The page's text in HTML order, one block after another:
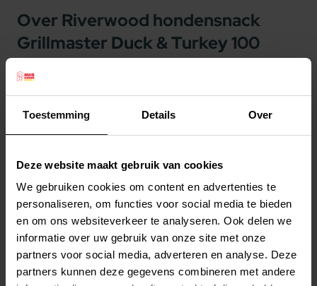
Toestemming Details Over
Deze website maakt gebruik van cookies
We gebruiken cookies om content en advertenties te
personaliseren, om functies voor social media te bieden
en om ons websiteverkeer te analyseren. Ook delen we
informatie over uw gebruik van onze site met onze
partners voor social media, adverteren en analyse. Deze
partners kunnen deze gegevens combineren met andere
Over Riverwood hondensnack
Grillmaster Duck & Turkey 100
gram
Turkey 100 gram
assortiment van overheerlijke, natuurlijke
producten die op ambachtelijke wijze zijn
bereid. Onze snacks zijn hygiënisch verpakt en
geselecteerd op de natuurlijke samenstelling.
De goede keuze maken voor uw hond kan een
uitdaging zijn, met zoveel keuze in de markt.
Kiest u voor Riverwood dan bent u verzekerd van
Lees meer
Productspecificaties